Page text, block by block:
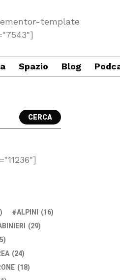
template
Spazio Blog
CERCA
ALPINI (16)
(29)
(24)
(18)